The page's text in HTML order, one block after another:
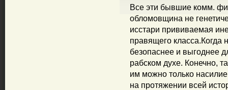
Все эти бывшие комм.
обломовщина не
исстари прививаемая
правящего класса.Когда
безопаснее и выгоднее
рабском духе. Конечно,
им можно только
на протяжении всей